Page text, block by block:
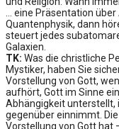
… eine Präsentation
Quantenphysik, dann
steuert jedes
Galaxien.
TK: Was die christliche
Mystiker, haben Sie
Vorstellung von Gott,
aufhört, Gott im Sinne
Abhängigkeit unterstellt,
gegenüber einnimmt.
Vorstellung von Gott hat